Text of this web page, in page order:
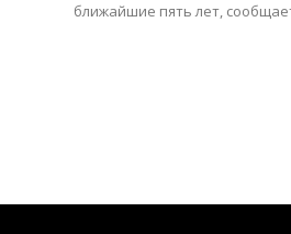
ближайшие пять лет,